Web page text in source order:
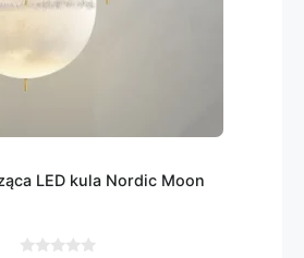
LED kula Nordic Moon